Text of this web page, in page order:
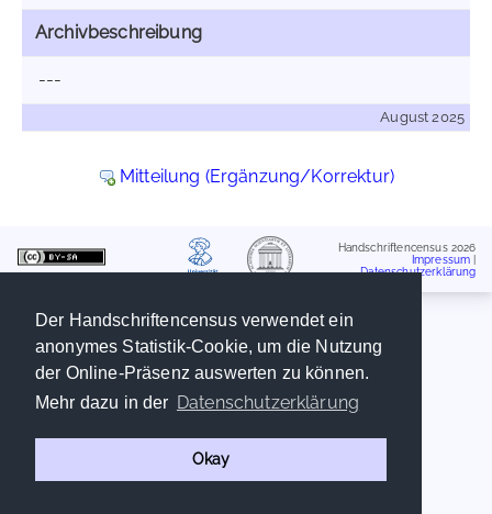
Der Handschriftencensus verwendet ein
anonymes Statistik-Cookie, um die Nutzung
der Online-Präsenz auswerten zu können.
Mehr dazu in der Datenschutzerklärung
Okay
Archivbeschreibung
---
August 2025
Mitteilung (Ergänzung/Korrektur)
Handschriftencensus 2026
Impressum
Datenschutzerklärung